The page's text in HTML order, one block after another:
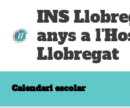
contingut
INS
anys a
Llobregat
Calendari escolar